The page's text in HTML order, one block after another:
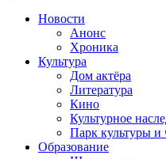
Новости
Анонс
Хроника
Культура
Дом актёра
Литература
Кино
Культурное
Парк культуры и
Образование